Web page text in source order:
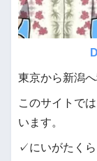
東京から新潟
このサイトで
います。
✓にいがたく